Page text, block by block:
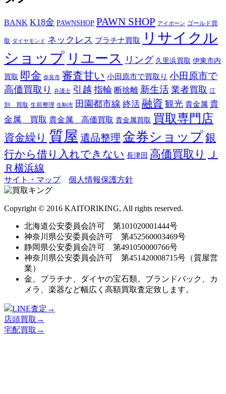
BANK K18金 PAWNSHOP PAWN SHOP アイポーン ゴールド買
取 ダイヤモンド ネックレス プラチナ買取
リサイクル
ショップ リユース リング 久里浜買取 伊東市内
買取 即金 奈良市 審査甘い 小田原市で買取り 小田原市で
高価買取り
弁護士 引越 指輪 断捨離 新生活 業者買取 江
別 買取 生前整理 生駒市 田園都市線 終活 融資 観光 貴金属 貴
金属 買取 貴金属 高価買取 貴金属買取 買取専門店
資金繰り 質屋 遺品整理 金券ショップ銀
行から借り入れできない 長津田 高価買取り
Ｊ
Ｒ横浜線
サイト・マップ 個人情報保護方針
Copyright © 2016 KAITORIKING, All rights reserved.
北海道公安委員会許可 第101020001444号
神奈川県公安委員会許可 第452560003469号
静岡県公安委員会許可 第491050000766号
神奈川県公安委員会許可 第451420008715号（質屋営
業）
金、プラチナ、ダイヤの宝石類。ブランドバック、カ
メラ、楽器など幅広く高額買取査定致します。
LINE査定→
店頭買取→
宅配買取→